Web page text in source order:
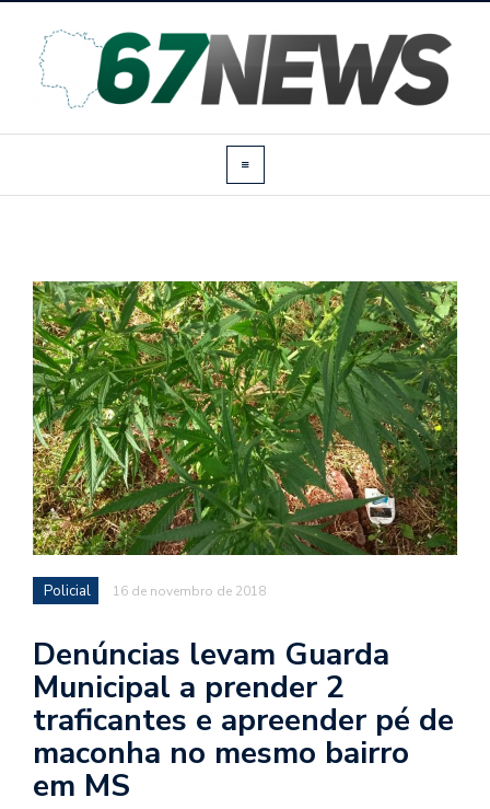
Policial 16 de novembro de 2018
Denúncias levam Guarda
Municipal a prender 2
traficantes e apreender pé de
maconha no mesmo bairro
em MS